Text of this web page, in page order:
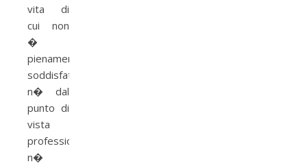
vita di
cui non
�
pienamente
soddisfatto
n� dal
punto di
vista
professionale
n�